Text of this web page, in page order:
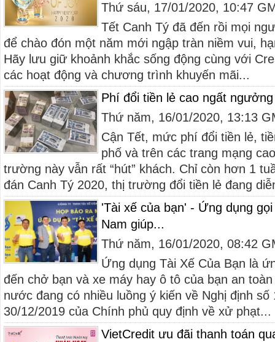
Thứ sáu, 17/01/2020, 10:47
Tết Canh Tý đã đến rồi mọi
để chào đón một năm mới ngập tràn niềm vui,
Hãy lưu giữ khoảnh khắc sống động cùng với
các hoạt động và chương trình khuyến mãi...
Phí đổi tiền lẻ cao ngất
Thứ năm, 16/01/2020, 13:13
Cận Tết, mức phí đổi tiền lẻ,
phố và trên các trang mạng
trường này vẫn rất “hút” khách. Chỉ còn hơn 1
đán Canh Tý 2020, thị trường đổi tiền lẻ đang
'Tài xế của bạn' - Ứng dụng
Nam giúp...
Thứ năm, 16/01/2020, 08:42
Ứng dụng Tài Xế Của Bạn là
đến chở bạn và xe máy hay ô tô của bạn an
nước đang có nhiều luồng ý kiến về Nghị định
30/12/2019 của Chính phủ quy định về xử phạt...
VietCredit ưu đãi thanh toán